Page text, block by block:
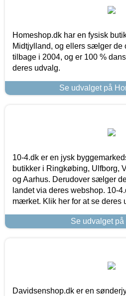
Homeshop.dk har en fysisk
Midtjylland, og ellers sælger de
tilbage i 2004, og er 100 %
deres udvalg.
Se udvalget på
10-4.dk er en jysk
butikker i Ringkøbing, Ulfborg,
og Aarhus. Derudover sælger
landet via deres webshop. 10-
mærket. Klik her for at se deres
Se udvalget på
Davidsenshop.dk er en